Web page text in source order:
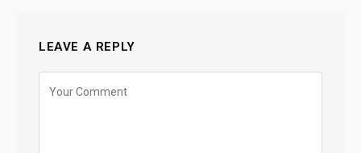
LEAVE A REPLY